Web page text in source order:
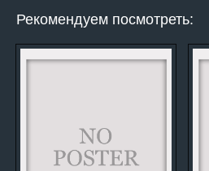
Рекомендуем посмотреть: